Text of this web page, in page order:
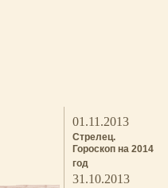
01.11.2013
Стрелец.
Гороскоп на 2014
год
31.10.2013